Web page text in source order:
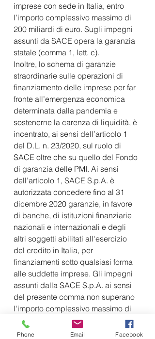
imprese con sede in Italia, entro
l’importo complessivo massimo di
200 miliardi di euro. Sugli impegni
assunti da SACE opera la garanzia
statale (comma 1, lett. c).
Inoltre, lo schema di garanzie
straordinarie sulle operazioni di
finanziamento delle imprese per far
fronte all’emergenza economica
determinata dalla pandemia e
sostenerne la carenza di liquidità, è
incentrato, ai sensi dell’articolo 1
del D.L. n. 23/2020, sul ruolo di
SACE oltre che su quello del Fondo
di garanzia delle PMI. Ai sensi
dell’articolo 1, SACE S.p.A. è
autorizzata concedere fino al 31
dicembre 2020 garanzie, in favore
di banche, di istituzioni finanziarie
nazionali e internazionali e degli
altri soggetti abilitati all'esercizio
del credito in Italia, per
finanziamenti sotto qualsiasi forma
alle suddette imprese. Gli impegni
assunti dalla SACE S.p.A. ai sensi
del presente comma non superano
l'importo complessivo massimo di
200 miliardi di euro e sulle
esposizioni assunte dalla Società
Phone Email Facebook